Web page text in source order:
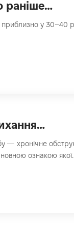
раніше…
у 30–40
— хронічне
ознакою